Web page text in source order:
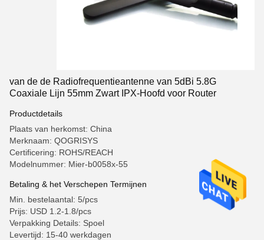
van de de Radiofrequentieantenne van 5dBi 5.8G
Coaxiale Lijn 55mm Zwart IPX-Hoofd voor Router
Productdetails
Plaats van herkomst: China
Merknaam: QOGRISYS
Certificering: ROHS/REACH
Modelnummer: Mier-b0058x-55
Betaling & het Verschepen Termijnen
Min. bestelaantal: 5/pcs
Prijs: USD 1.2-1.8/pcs
Verpakking Details: Spoel
Levertijd: 15-40 werkdagen